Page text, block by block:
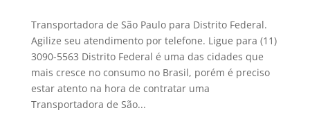
Transportadora de São Paulo para Distrito Federal.
Agilize seu atendimento por telefone. Ligue para (11)
3090-5563 Distrito Federal é uma das cidades que
mais cresce no consumo no Brasil, porém é preciso
estar atento na hora de contratar uma
Transportadora de São...